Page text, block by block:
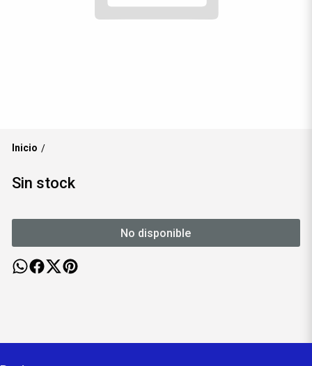
Inicio /
Sin stock
No disponible